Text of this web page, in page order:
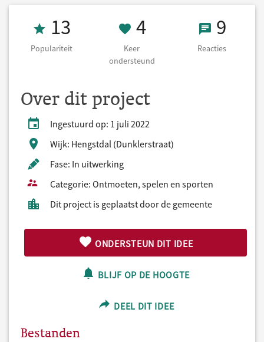
Populariteit 13
13
Populariteit
4 Keer
4
Keer
ondersteund
9 9
Reacties
Over dit project
Ingestuurd op: 1 juli 2022
Wijk: Hengstdal (Dunklerstraat)
Fase: In uitwerking
Categorie: Ontmoeten, spelen en sporten
Dit project is geplaatst door de gemeente
ONDERSTEUN DIT IDEE
BLIJF OP DE HOOGTE
DEEL DIT IDEE
Bestanden